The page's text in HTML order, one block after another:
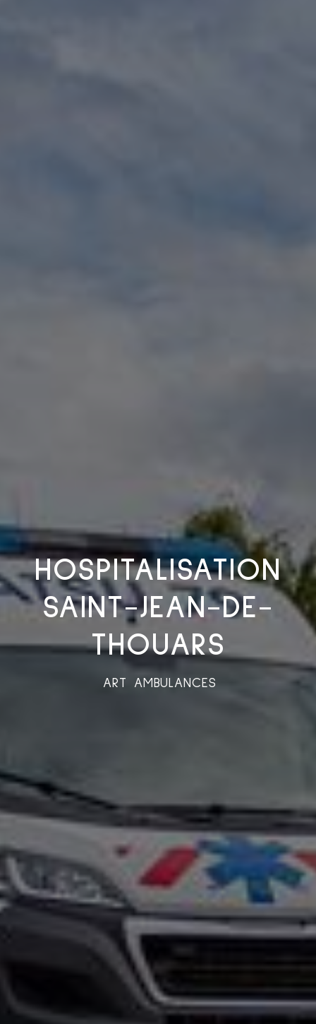
HOSPITALISATION
SAINT-JEAN-DE-
THOUARS
ART AMBULANCES